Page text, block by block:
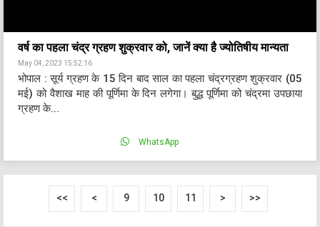
वर्ष का पहला चंद्र ग्रहण शुक्रवार को, जानें क्या है ज्योतिषीय मान्यता
May 04, 2023 15:52:16
भोपाल : सूर्य ग्रहण के 15 दिन बाद साल का पहला चंद्रग्रहण शुक्रवार (05
मई) को वैशाख माह की पूर्णिमा के दिन लगेगा। बुद्ध पूर्णिमा को चंद्रमा उपछाया
ग्रहण के...
WhatsApp
<< < 9 10 11 > >>